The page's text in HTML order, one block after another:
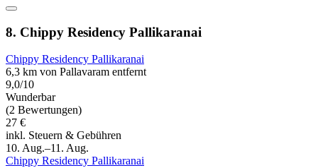
8. Chippy Residency Pallikaranai
Chippy Residency Pallikaranai
6,3 km von Pallavaram entfernt
9,0/10
Wunderbar
(2 Bewertungen)
27 €
inkl. Steuern & Gebühren
10. Aug.–11. Aug.
Chippy Residency Pallikaranai